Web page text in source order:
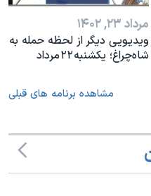
مرداد ۲۳, ۱۴۰۲
ویدیویی دیگر از لحظه حمله به
شاه‌چراغ؛ یکشنبه ۲۲ مرداد
مشاهده برنامه های قبلی